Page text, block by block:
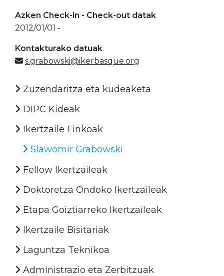
Azken Check-in - Check-out datak
2012/01/01 -
Kontakturako datuak
s.grabowski@ikerbasque.org
Zuzendaritza eta kudeaketa
DIPC Kideak
Ikertzaile Finkoak
Slawomir Grabowski
Fellow Ikertzaileak
Doktoretza Ondoko Ikertzaileak
Etapa Goiztiarreko Ikertzaileak
Ikertzaile Bisitariak
Laguntza Teknikoa
Administrazio eta Zerbitzuak